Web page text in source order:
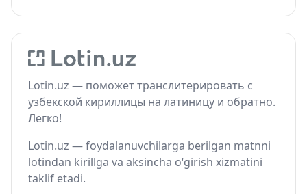
Lotin.uz — поможет транслитерировать с
узбекской кириллицы на латиницу и обратно.
Легко!
Lotin.uz — foydalanuvchilarga berilgan matnni
lotindan kirillga va aksincha o‘girish xizmatini
taklif etadi.